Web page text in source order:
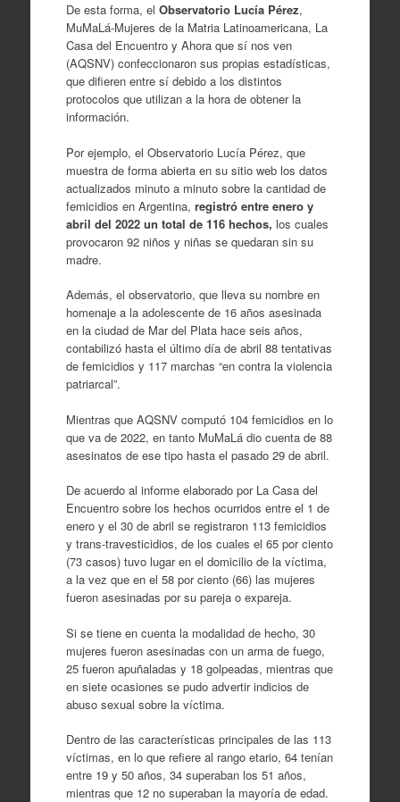
De esta forma, el Observatorio Lucía Pérez,
MuMaLá-Mujeres de la Matria Latinoamericana, La
Casa del Encuentro y Ahora que sí nos ven
(AQSNV) confeccionaron sus propias estadísticas,
que difieren entre sí debido a los distintos
protocolos que utilizan a la hora de obtener la
información.
Por ejemplo, el Observatorio Lucía Pérez, que
muestra de forma abierta en su sitio web los datos
actualizados minuto a minuto sobre la cantidad de
femicidios en Argentina, registró entre enero y
abril del 2022 un total de 116 hechos, los cuales
provocaron 92 niños y niñas se quedaran sin su
madre.
Además, el observatorio, que lleva su nombre en
homenaje a la adolescente de 16 años asesinada
en la ciudad de Mar del Plata hace seis años,
contabilizó hasta el último día de abril 88 tentativas
de femicidios y 117 marchas “en contra la violencia
patriarcal”.
Mientras que AQSNV computó 104 femicidios en lo
que va de 2022, en tanto MuMaLá dio cuenta de 88
asesinatos de ese tipo hasta el pasado 29 de abril.
De acuerdo al informe elaborado por La Casa del
Encuentro sobre los hechos ocurridos entre el 1 de
enero y el 30 de abril se registraron 113 femicidios
y trans-travesticidios, de los cuales el 65 por ciento
(73 casos) tuvo lugar en el domicilio de la víctima,
a la vez que en el 58 por ciento (66) las mujeres
fueron asesinadas por su pareja o expareja.
Si se tiene en cuenta la modalidad de hecho, 30
mujeres fueron asesinadas con un arma de fuego,
25 fueron apuñaladas y 18 golpeadas, mientras que
en siete ocasiones se pudo advertir indicios de
abuso sexual sobre la víctima.
Dentro de las características principales de las 113
víctimas, en lo que refiere al rango etario, 64 tenían
entre 19 y 50 años, 34 superaban los 51 años,
mientras que 12 no superaban la mayoría de edad.